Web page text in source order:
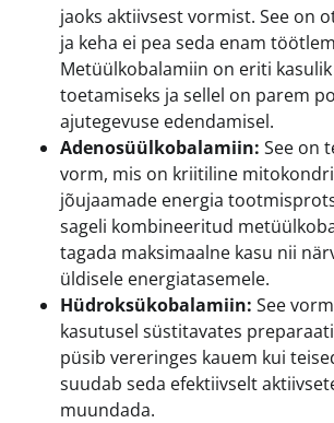
jaoks aktiivsest vormist. See on
ja keha ei pea seda enam
Metüülkobalamiin on eriti
toetamiseks ja sellel on parem
ajutegevuse edendamisel.
Adenosüülkobalamiin: See on
vorm, mis on kriitiline
jõujaamade energia
sageli kombineeritud
tagada maksimaalne kasu nii
üldisele energiatasemele.
Hüdroksükobalamiin: See
kasutusel süstitavates
püsib vereringes kauem kui
suudab seda efektiivselt
muundada.